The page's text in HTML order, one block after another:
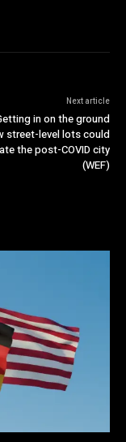
Next article
in on the ground
street-level lots could
the post-COVID city
(WEF)